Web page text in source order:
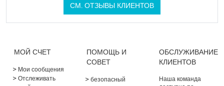
СМ. ОТЗЫВЫ КЛИЕНТОВ
МОЙ СЧЕТ
Мои сообщения
Отслеживать
ПОМОЩЬ И
СОВЕТ
безопасный
ОБСЛУЖИВАНИЕ
КЛИЕНТОВ
Наша команда